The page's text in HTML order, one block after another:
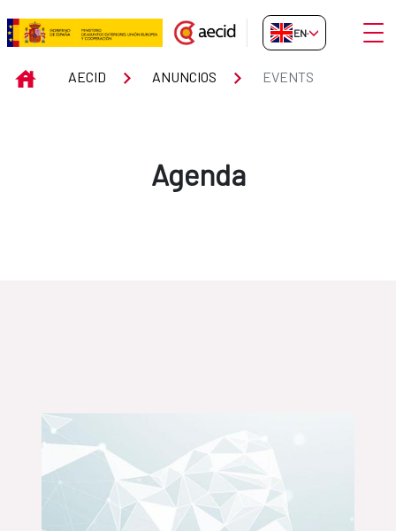
Skip to Main Content
Events
EN-GB
INICIOAECID ANUNCIOS EVENTS
Agenda